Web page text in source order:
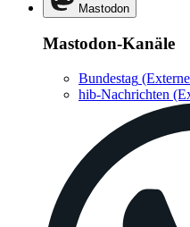
Mastodon
Mastodon-Kanäle
Bundestag
hib-Nachrichten